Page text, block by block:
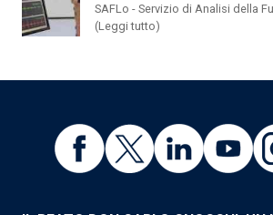
SAFLo - Servizio di Analisi della
(Leggi tutto)